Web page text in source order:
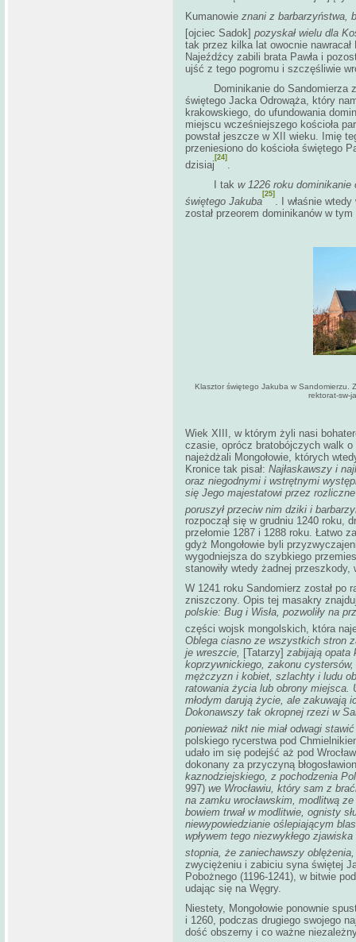
Kumanowieznani z barbarzyństwa,
[ojciec Sadok] pozyskał wielu dla
tak przez kilka lat owocnie nawracał
Najeźdźcy zabili brata Pawła i
ujść z tego pogromu i szczęśliwie
Dominikanie do Sandomierza
świętego Jacka Odrowąża, który
krakowskiego, do ufundowania
miejscu wcześniejszego kościoła
powstał jeszcze w XII wieku. Imię
przeniesiono do kościoła świętego
dzisiaj
[24]
.
I tak w 1226 roku dominikanie
świętego Jakuba
[25]
. I właśnie wtedy
został przeorem dominikanów w
Klasztor świętego Jakuba w Sandomierzu.
rektorat-sw-
Wiek XIII, w którym żyli nasi
czasie, oprócz bratobójczych walk
najeżdżali Mongołowie, których
Kronice tak pisał: Najłaskawszy i
oraz niegodnymi i wstrętnymi
się Jego majestatowi przez
poruszył przeciw nim dziki i
rozpoczął się w grudniu 1240 roku,
przełomie 1287 i 1288 roku. Łatwo
gdyż Mongołowie byli
wygodniejsza do szybkiego
stanowiły wtedy żadnej przeszkody,
W 1241 roku Sandomierz został po
zniszczony. Opis tej masakry
polskie: Bug i Wisła, pozwoliły na
części wojsk mongolskich, która
Oblega ciasno ze wszystkich stron
je wreszcie, [Tatarzy] zabijają opata
koprzywnickiego, zakonu
mężczyzn i kobiet, szlachty i ludu
ratowania życia lub obrony
młodym darują życie, ale zakuwają
Dokonawszy tak okropnej rzezi w
ponieważ nikt nie miał odwagi
polskiego rycerstwa pod
udało im się podejść aż pod
dokonany za przyczyną
kaznodziejskiego, z pochodzenia
997)we Wrocławiu, który sam z
na zamku wrocławskim, modlitwą
bowiem trwał w modlitwie, ognisty
niewypowiedzianie oślepiającym
wpływem tego niezwykłego
stopnia, że zaniechawszy
zwyciężeniu i zabiciu syna świętej
Pobożnego (1196-1241), w bitwie
udając się na Węgry.
Niestety, Mongołowie ponownie
i 1260, podczas drugiego swojego
dość obszerny i co ważne